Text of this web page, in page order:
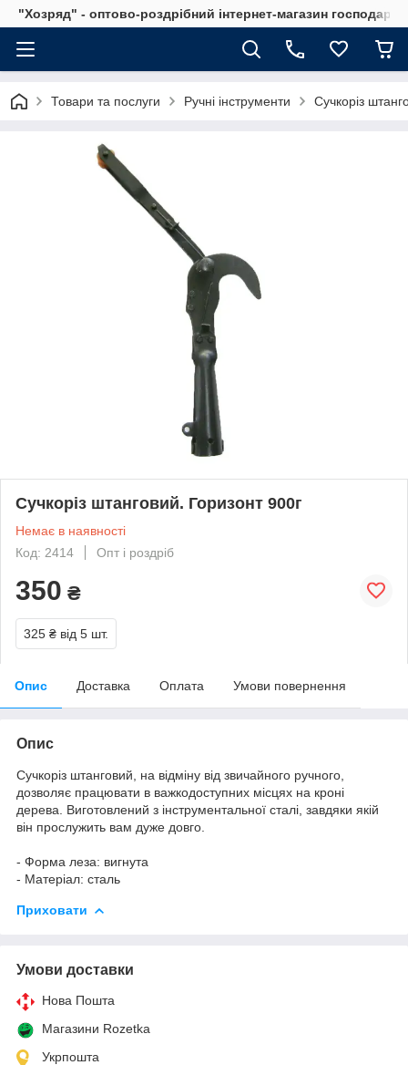
"Хозряд" - оптово-роздрібний інтернет-магазин
Товари та послуги Ручні інструменти Сучкоріз
Сучкоріз штанговий. Горизонт 900г
Немає в наявності
Код: 2414
Опт і роздріб
350 ₴
325 ₴ від 5 шт.
Опис Доставка Оплата Умови повернення
Опис
Сучкоріз штанговий, на відміну від звичайного ручного,
дозволяє працювати в важкодоступних місцях на кроні
дерева. Виготовлений з інструментальної сталі, завдяки якій
він прослужить вам дуже довго.
- Форма леза: вигнута
- Матеріал: сталь
Приховати
Умови доставки
Нова Пошта
Магазини Rozetka
Укрпошта